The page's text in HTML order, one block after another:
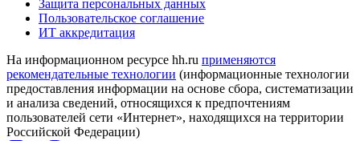
Защита персональных данных
Пользовательское соглашение
ИТ аккредитация
На информационном ресурсе hh.ru применяются
рекомендательные технологии (информационные технологии
предоставления информации на основе сбора, систематизации
и анализа сведений, относящихся к предпочтениям
пользователей сети «Интернет», находящихся на территории
Российской Федерации)